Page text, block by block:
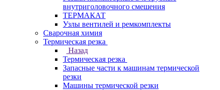
внутриголовочного смешения
ТЕРМАКАТ
Узлы вентилей и ремкомплекты
Сварочная химия
Термическая резка
Назад
Термическая резка
Запасные части к машинам термической
резки
Машины термической резки